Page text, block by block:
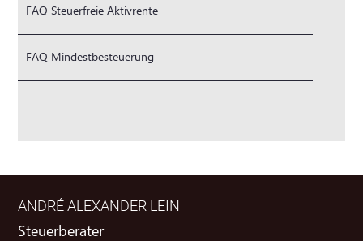
FAQ Steuerfreie Aktivrente
FAQ Mindestbesteuerung
ANDRÉ ALEXANDER LEIN
Steuerberater